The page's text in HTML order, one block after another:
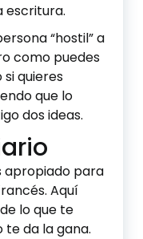
escritura.
“hostil” a
como puedes
quieres
que lo
dos ideas.
apropiado para
Aquí
lo que te
da la gana.